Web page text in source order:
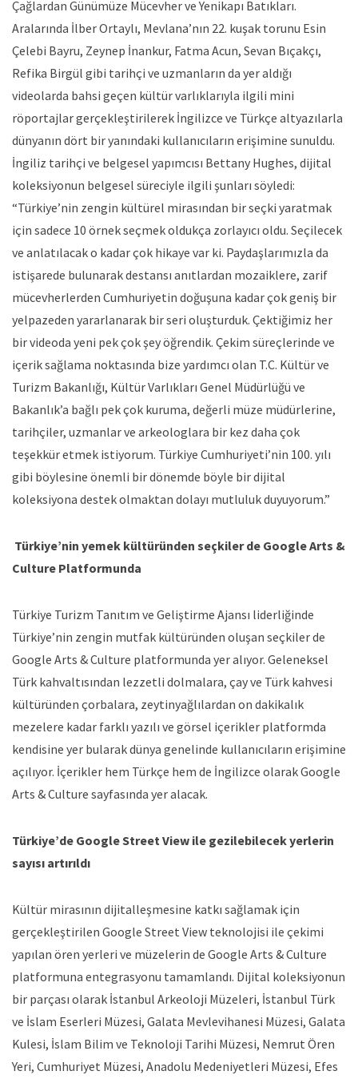
Çağlardan Günümüze Mücevher ve Yenikapı Batıkları.
Aralarında İlber Ortaylı, Mevlana’nın 22. kuşak torunu Esin
Çelebi Bayru, Zeynep İnankur, Fatma Acun, Sevan Bıçakçı,
Refika Birgül gibi tarihçi ve uzmanların da yer aldığı
videolarda bahsi geçen kültür varlıklarıyla ilgili mini
röportajlar gerçekleştirilerek İngilizce ve Türkçe altyazılarla
dünyanın dört bir yanındaki kullanıcıların erişimine sunuldu.
İngiliz tarihçi ve belgesel yapımcısı Bettany Hughes, dijital
koleksiyonun belgesel süreciyle ilgili şunları söyledi:
“Türkiye’nin zengin kültürel mirasından bir seçki yaratmak
için sadece 10 örnek seçmek oldukça zorlayıcı oldu. Seçilecek
ve anlatılacak o kadar çok hikaye var ki. Paydaşlarımızla da
istişarede bulunarak destansı anıtlardan mozaiklere, zarif
mücevherlerden Cumhuriyetin doğuşuna kadar çok geniş bir
yelpazeden yararlanarak bir seri oluşturduk. Çektiğimiz her
bir videoda yeni pek çok şey öğrendik. Çekim süreçlerinde ve
içerik sağlama noktasında bize yardımcı olan T.C. Kültür ve
Turizm Bakanlığı, Kültür Varlıkları Genel Müdürlüğü ve
Bakanlık’a bağlı pek çok kuruma, değerli müze müdürlerine,
tarihçiler, uzmanlar ve arkeologlara bir kez daha çok
teşekkür etmek istiyorum. Türkiye Cumhuriyeti’nin 100. yılı
gibi böylesine önemli bir dönemde böyle bir dijital
koleksiyona destek olmaktan dolayı mutluluk duyuyorum.”
Türkiye’nin yemek kültüründen seçkiler de Google Arts &
Culture Platformunda
Türkiye Turizm Tanıtım ve Geliştirme Ajansı liderliğinde
Türkiye’nin zengin mutfak kültüründen oluşan seçkiler de
Google Arts & Culture platformunda yer alıyor. Geleneksel
Türk kahvaltısından lezzetli dolmalara, çay ve Türk kahvesi
kültüründen çorbalara, zeytinyağlılardan on dakikalık
mezelere kadar farklı yazılı ve görsel içerikler platformda
kendisine yer bularak dünya genelinde kullanıcıların erişimine
açılıyor. İçerikler hem Türkçe hem de İngilizce olarak Google
Arts & Culture sayfasında yer alacak.
Türkiye’de Google Street View ile gezilebilecek yerlerin
sayısı artırıldı
Kültür mirasının dijitalleşmesine katkı sağlamak için
gerçekleştirilen Google Street View teknolojisi ile çekimi
yapılan ören yerleri ve müzelerin de Google Arts & Culture
platformuna entegrasyonu tamamlandı. Dijital koleksiyonun
bir parçası olarak İstanbul Arkeoloji Müzeleri, İstanbul Türk
ve İslam Eserleri Müzesi, Galata Mevlevihanesi Müzesi, Galata
Kulesi, İslam Bilim ve Teknoloji Tarihi Müzesi, Nemrut Ören
Yeri, Cumhuriyet Müzesi, Anadolu Medeniyetleri Müzesi, Efes